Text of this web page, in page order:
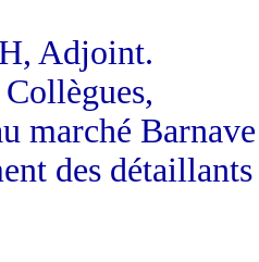
Adjoint.
marché
des